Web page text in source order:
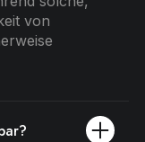
von